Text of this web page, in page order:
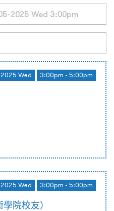
Wed 3:00pm - 5:00pm
Wed 3:00pm - 5:00pm
院校友）